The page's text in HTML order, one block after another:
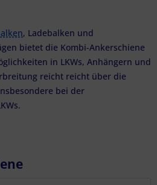
, Ladebalken und
bietet die Kombi-Ankerschiene
in LKWs, Anhängern und
reicht reicht über die
bei der